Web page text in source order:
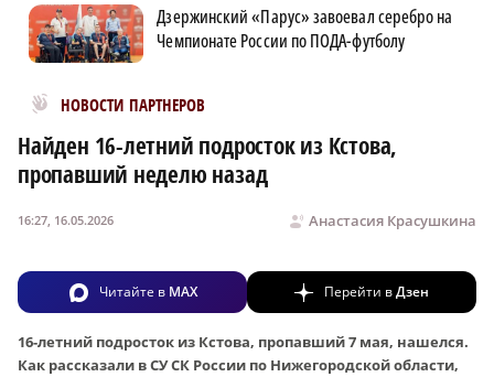
Дзержинский «Парус» завоевал серебро на
Чемпионате России по ПОДА-футболу
НОВОСТИ ПАРТНЕРОВ
Новости МирТесен
Найден 16-летний подросток из Кстова,
пропавший неделю назад
Анастасия Красушкина
16:27, 16.05.2026
Читайте в MAX Перейти вДзен
16-летний подросток из Кстова, пропавший 7 мая, нашелся.
Как рассказали в СУ СК России по Нижегородской области,